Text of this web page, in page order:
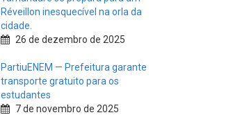
Réveillon inesquecível na orla da
cidade.
26 de dezembro de 2025
PartiuENEM — Prefeitura garante
transporte gratuito para os
estudantes
7 de novembro de 2025